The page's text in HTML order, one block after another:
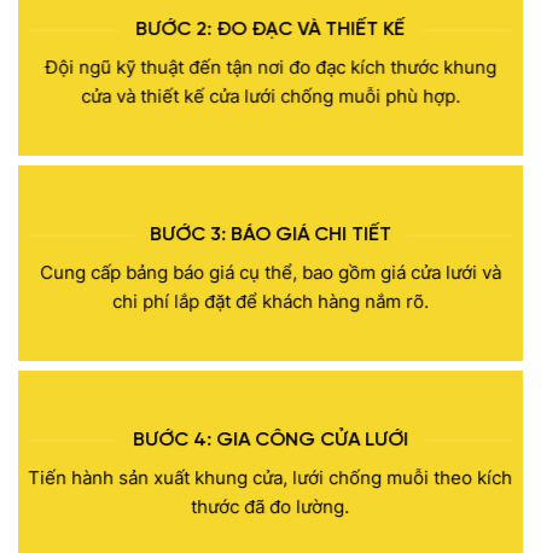
BƯỚC 2: ĐO ĐẠC VÀ THIẾT KẾ
Đội ngũ kỹ thuật đến tận nơi đo đạc kích thước khung
cửa và thiết kế cửa lưới chống muỗi phù hợp.
BƯỚC 3: BÁO GIÁ CHI TIẾT
Cung cấp bảng báo giá cụ thể, bao gồm giá cửa lưới và
chi phí lắp đặt để khách hàng nắm rõ.
BƯỚC 4: GIA CÔNG CỬA LƯỚI
Tiến hành sản xuất khung cửa, lưới chống muỗi theo kích
thước đã đo lường.